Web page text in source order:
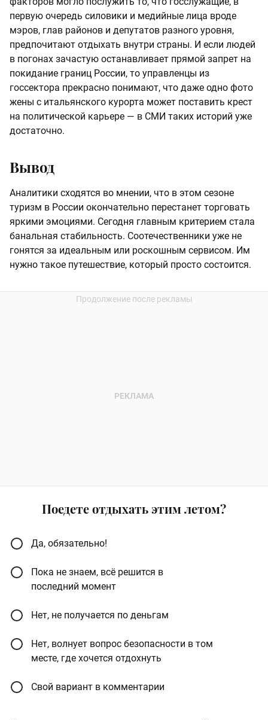
первую очередь силовики и медийные лица вроде
мэров, глав районов и депутатов разного уровня,
предпочитают отдыхать внутри страны. И если людей
в погонах зачастую останавливает прямой запрет на
покидание границ России, то управленцы из
госсектора прекрасно понимают, что даже одно фото
жены с итальянского курорта может поставить крест
на политической карьере — в СМИ таких историй уже
достаточно.
Вывод
Аналитики сходятся во мнении, что в этом сезоне
туризм в России окончательно перестанет торговать
яркими эмоциями. Сегодня главным критерием стала
банальная стабильность. Соотечественники уже не
гонятся за идеальным или роскошным сервисом. Им
нужно такое путешествие, который просто состоится.
Поедете отдыхать этим летом?
Да, обязательно!
Пока не знаем, всё решится в
последний момент
Нет, не получается по деньгам
Нет, волнует вопрос безопасности в том
месте, где хочется отдохнуть
Свой вариант в комментарии